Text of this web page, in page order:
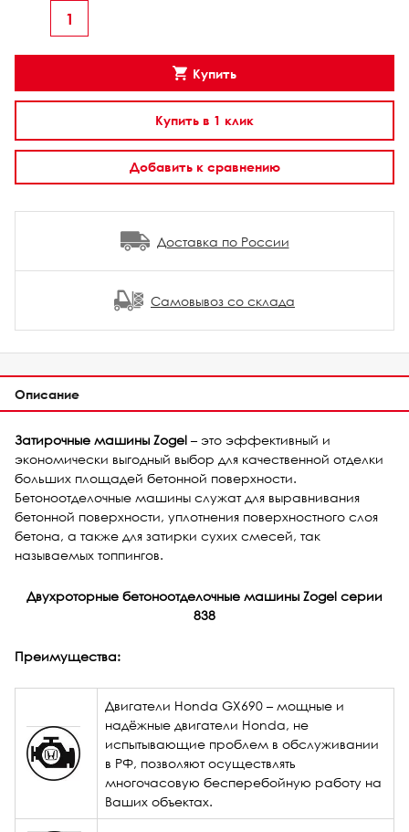
Купить
Купить в 1 клик
Добавить к сравнению
Доставка по России
Самовывоз со склада
Описание
Затирочные машины Zogel – это эффективный и
экономически выгодный выбор для качественной отделки
больших площадей бетонной поверхности.
Бетоноотделочные машины служат для выравнивания
бетонной поверхности, уплотнения поверхностного слоя
бетона, а также для затирки сухих смесей, так
называемых топпингов.
Двухроторные бетоноотделочные машины Zogel серии
838
Преимущества:
Двигатели Honda GX690 – мощные и
надёжные двигатели Honda, не
испытывающие проблем в обслуживании
в РФ, позволяют осуществлять
многочасовую бесперебойную работу на
Ваших объектах.